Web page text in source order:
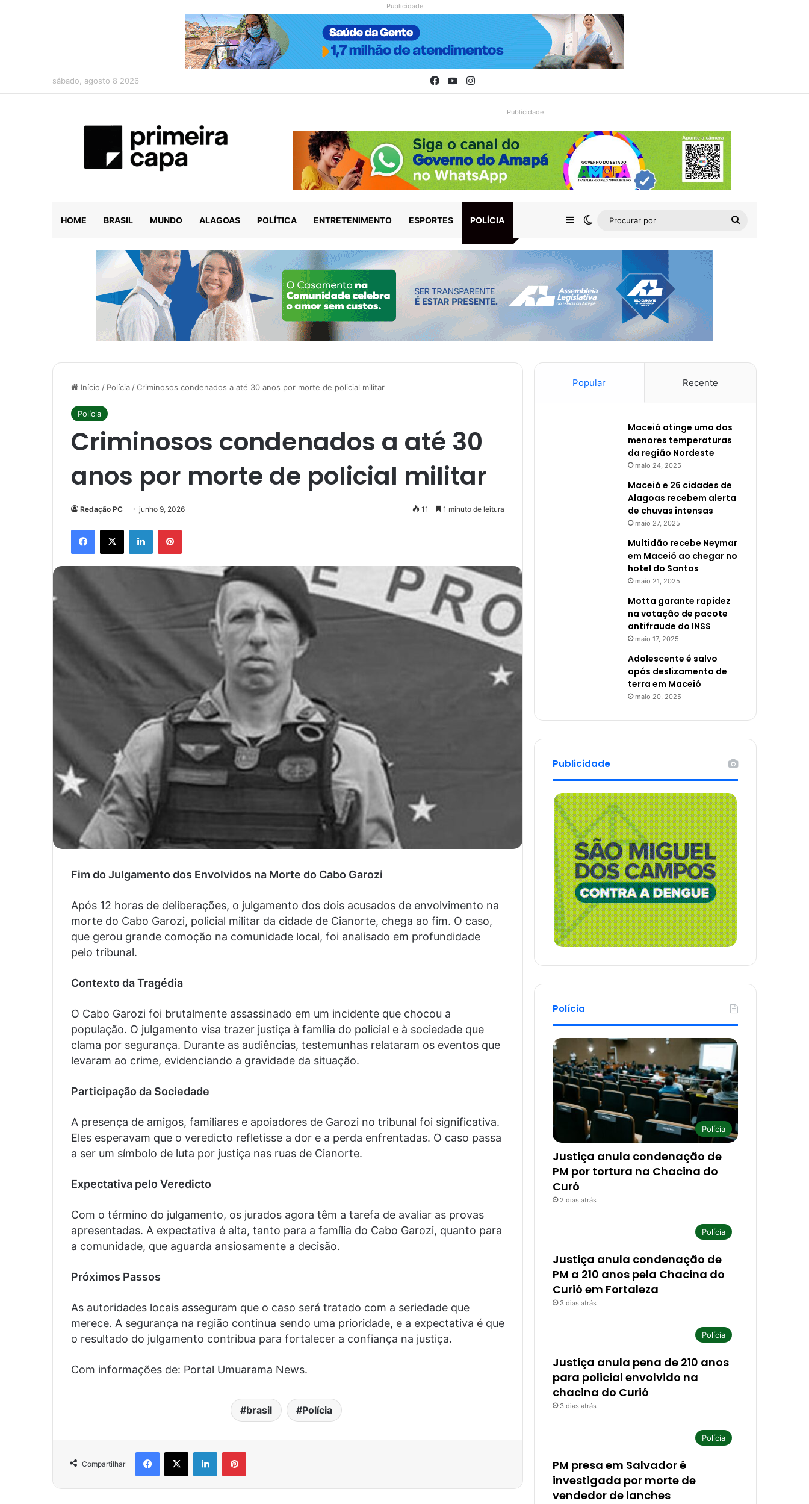
Publicidade
sábado, agosto 8 2026 Facebook
YouTubeInstagram
Publicidade
HOME BRASIL MUNDO ALAGOAS POLÍTICA ENTRETENIMENTO ESPORTES POLÍCIA Barra Lateral
Switch skin
Procurar
Início / Polícia/Criminosos condenados a até 30 anos por morte de policial militar
Polícia
Criminosos condenados a até 30
anos por morte de policial militar
Redação PC junho 9, 2026 11 1 minuto de leitura
Facebook
X LinkedinPinterest
Fim do Julgamento dos Envolvidos na Morte do Cabo Garozi
Após 12 horas de deliberações, o julgamento dos dois acusados de envolvimento na
morte do Cabo Garozi, policial militar da cidade de Cianorte, chega ao fim. O caso,
que gerou grande comoção na comunidade local, foi analisado em profundidade
pelo tribunal.
Contexto da Tragédia
O Cabo Garozi foi brutalmente assassinado em um incidente que chocou a
população. O julgamento visa trazer justiça à família do policial e à sociedade que
clama por segurança. Durante as audiências, testemunhas relataram os eventos que
levaram ao crime, evidenciando a gravidade da situação.
Participação da Sociedade
A presença de amigos, familiares e apoiadores de Garozi no tribunal foi significativa.
Eles esperavam que o veredicto refletisse a dor e a perda enfrentadas. O caso passa
a ser um símbolo de luta por justiça nas ruas de Cianorte.
Expectativa pelo Veredicto
Com o término do julgamento, os jurados agora têm a tarefa de avaliar as provas
apresentadas. A expectativa é alta, tanto para a família do Cabo Garozi, quanto para
a comunidade, que aguarda ansiosamente a decisão.
Próximos Passos
As autoridades locais asseguram que o caso será tratado com a seriedade que
merece. A segurança na região continua sendo uma prioridade, e a expectativa é que
o resultado do julgamento contribua para fortalecer a confiança na justiça.
Com informações de: Portal Umuarama News.
brasil Polícia
Compartilhar
Facebook
X LinkedinPinterest
Popular Recente
Maceió atinge uma das
menores temperaturas
da região Nordeste
maio 24, 2025
Maceió e 26 cidades de
Alagoas recebem alerta
de chuvas intensas
maio 27, 2025
Multidão recebe Neymar
em Maceió ao chegar no
hotel do Santos
maio 21, 2025
Motta garante rapidez
na votação de pacote
antifraude do INSS
maio 17, 2025
Adolescente é salvo
após deslizamento de
terra em Maceió
maio 20, 2025
Publicidade
Polícia
Polícia
Justiça anula condenação de
PM por tortura na Chacina do
Curó
2 dias atrás
Polícia
Justiça anula condenação de
PM a 210 anos pela Chacina do
Curió em Fortaleza
3 dias atrás
Polícia
Justiça anula pena de 210 anos
para policial envolvido na
chacina do Curió
3 dias atrás
Polícia
PM presa em Salvador é
investigada por morte de
vendedor de lanches